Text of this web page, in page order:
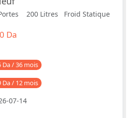
200 Litres Froid Statique
Da
Da / 36 mois
Da / 12 mois
07-14